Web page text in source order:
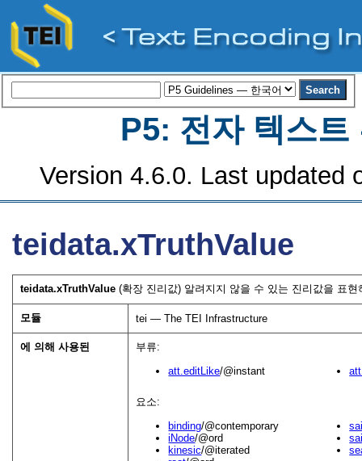
P5: 전자 텍스트
Version 4.6.0. Last updated
teidata.xTruthValue
teidata.xTruthValue (확장 진리값) 알려지지 않을 수 있는 진리값을 표
모듈 tei — The TEI Infrastructure
에 의해 사용된
부류:
att.editLike/@instant
요소:
binding/@contemporary
iNode/@ord
kinesic/@iterated